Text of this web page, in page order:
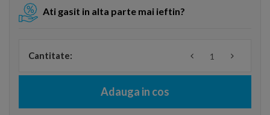
Ati gasit in alta parte mai ieftin?
Cantitate:
Adauga in cos